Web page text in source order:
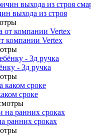
выхода из строя
компании Vertex
- 3д ручка
сроке
ранних сроках